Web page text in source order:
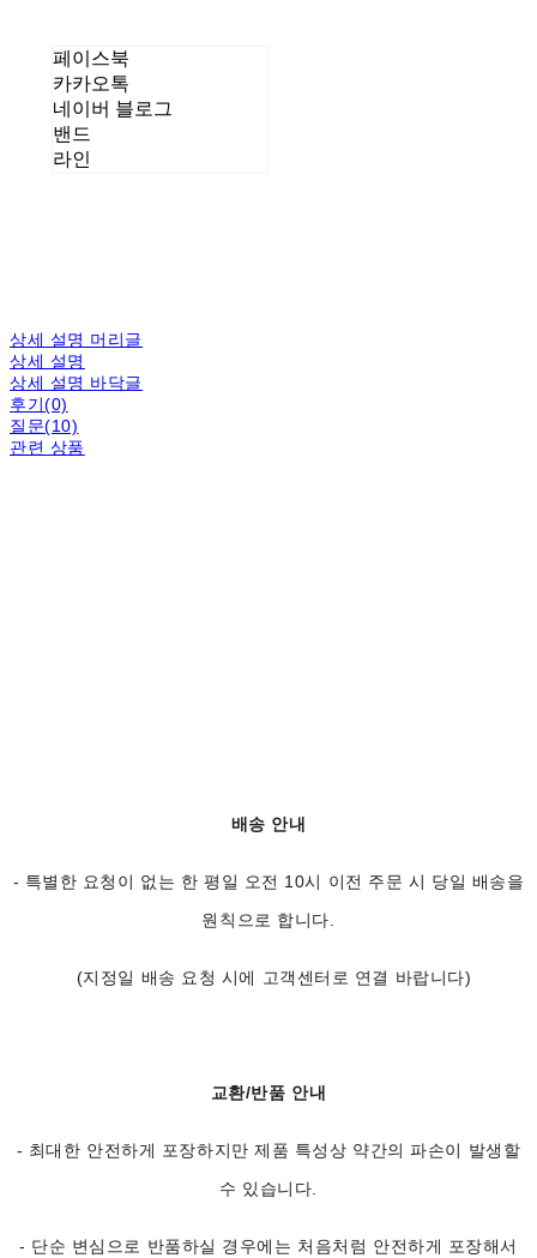
페이스북
카카오톡
네이버 블로그
밴드
라인
상세 설명 머리글
상세 설명
상세 설명 바닥글
후기(0)
질문(10)
관련 상품
배송 안내
- 특별한 요청이 없는 한 평일 오전 10시 이전 주문 시 당일 배송을
원칙으로 합니다.
(지정일 배송 요청 시에 고객센터로 연결 바랍니다)
교환/반품 안내
- 최대한 안전하게 포장하지만 제품 특성상 약간의 파손이 발생할
수 있습니다.
- 단순 변심으로 반품하실 경우에는 처음처럼 안전하게 포장해서